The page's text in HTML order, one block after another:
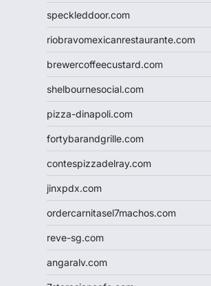
speckleddoor.com
riobravomexicanrestaurante.com
brewercoffeecustard.com
shelbournesocial.com
pizza-dinapoli.com
fortybarandgrille.com
contespizzadelray.com
jinxpdx.com
ordercarnitasel7machos.com
reve-sg.com
angaralv.com